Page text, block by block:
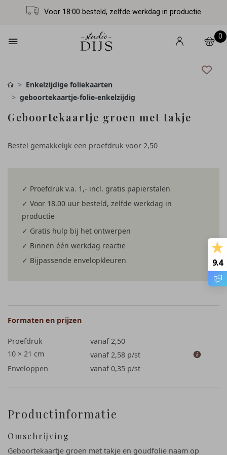
Voor 18:00 besteld, zelfde werkdag in productie
0
Enkelzijdige foliekaarten
geboortekaartje-folie-enkelzijdig
Geboortekaartje groen met takje
Bestel gemakkelijk een proefdruk voor 2,50
✓ Proefdruk v.a. 1,- incl. gratis papierstalen
✓ Voor 18.00 uur besteld, zelfde werkdag in
productie
✓ Gratis hulp bij het ontwerpen
✓ Binnen één werkdag reactie
✓ Bijpassende envelopkleuren
Formaten en prijzen
Proefdruk
vanaf 2,50
10 × 21 cm
vanaf 2,58 p/st
Enveloppen
vanaf 0,35 p/st
Productinformatie
Omschrijving
Geboortekaartje groen met takje en goudfolie naam op
9.4